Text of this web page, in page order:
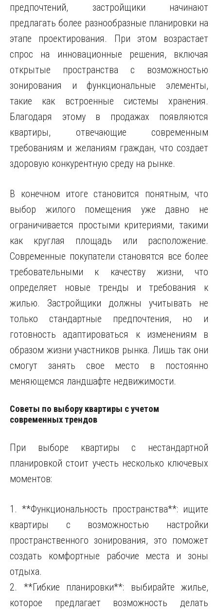
предпочтений, застройщики начинают
предлагать более разнообразные планировки на
этапе проектирования. При этом возрастает
спрос на инновационные решения, включая
открытые пространства с возможностью
зонирования и функциональные элементы,
такие как встроенные системы хранения.
Благодаря этому в продажах появляются
квартиры, отвечающие современным
требованиям и желаниям граждан, что создает
здоровую конкурентную среду на рынке.
В конечном итоге становится понятным, что
выбор жилого помещения уже давно не
ограничивается простыми критериями, такими
как круглая площадь или расположение.
Современные покупатели становятся все более
требовательными к качеству жизни, что
определяет новые тренды и требования к
жилью. Застройщики должны учитывать не
только стандартные предпочтения, но и
готовность адаптироваться к изменениям в
образом жизни участников рынка. Лишь так они
смогут занять свое место в постоянно
меняющемся ландшафте недвижимости.
Советы по выбору квартиры с учетом
современных трендов
При выборе квартиры с нестандартной
планировкой стоит учесть несколько ключевых
моментов:
1. **Функциональность пространства**: ищите
квартиры с возможностью настройки
пространственного зонирования, это поможет
создать комфортные рабочие места и зоны
отдыха.
2. **Гибкие планировки**: выбирайте жилье,
которое предлагает возможность делать